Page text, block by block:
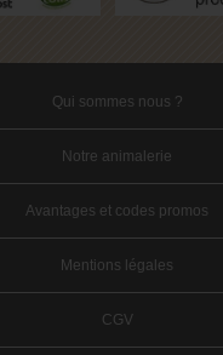
Qui sommes nous ?
Notre animalerie
Avantages et codes promos
Mentions légales
CGV